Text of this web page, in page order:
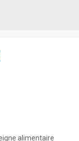
alimentaire